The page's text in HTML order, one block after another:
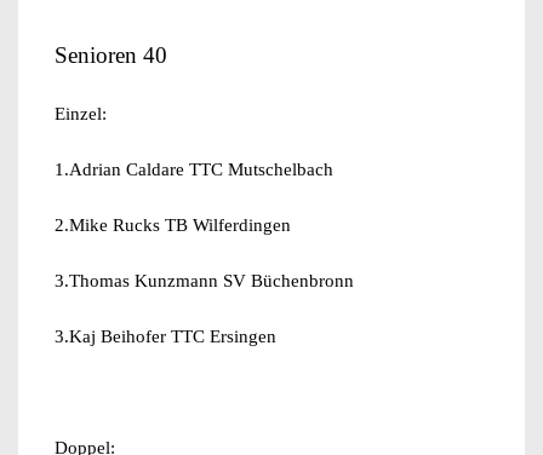
Senioren 40
Einzel:
1.Adrian Caldare TTC Mutschelbach
2.Mike Rucks TB Wilferdingen
3.Thomas Kunzmann SV Büchenbronn
3.Kaj Beihofer TTC Ersingen
Doppel: